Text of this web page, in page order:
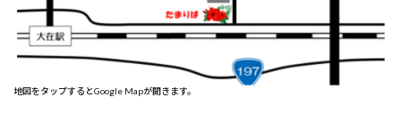
地図をタップするとGoogle Mapが開きます。